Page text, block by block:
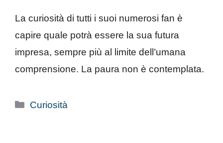
La curiosità di tutti i suoi numerosi fan è
capire quale potrà essere la sua futura
impresa, sempre più al limite dell’umana
comprensione. La paura non è contemplata.
Categorie
Curiosità